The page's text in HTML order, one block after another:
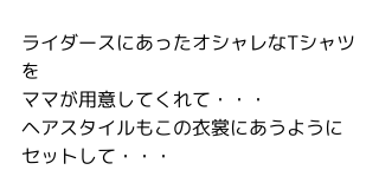
ライダースにあったオシャレなTシャツ
を
ママが用意してくれて・・・
ヘアスタイルもこの衣裳にあうように
セットして・・・